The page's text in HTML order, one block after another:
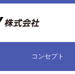
コンセプト